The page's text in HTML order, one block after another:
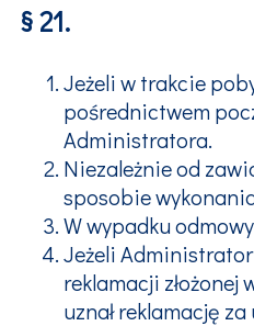
§ 21.
Jeżeli w trakcie
pośrednictwem
Administratora.
Niezależnie od
sposobie
W wypadku
Jeżeli Administrator
reklamacji
uznał reklamację